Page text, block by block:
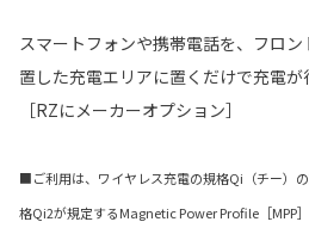
スマートフォンや携帯電話を、フロ
置した充電エリアに置くだけで充電が
［RZにメーカーオプション］
■ご利用は、ワイヤレス充電の規格Qi（チー）
格Qi2が規定するMagnetic Power Profile［MPP